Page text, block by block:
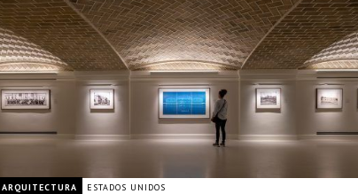
ARQUITECTURA ESTADOS UNIDOS